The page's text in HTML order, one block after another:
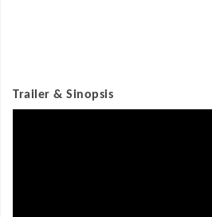
Trailer & Sinopsis